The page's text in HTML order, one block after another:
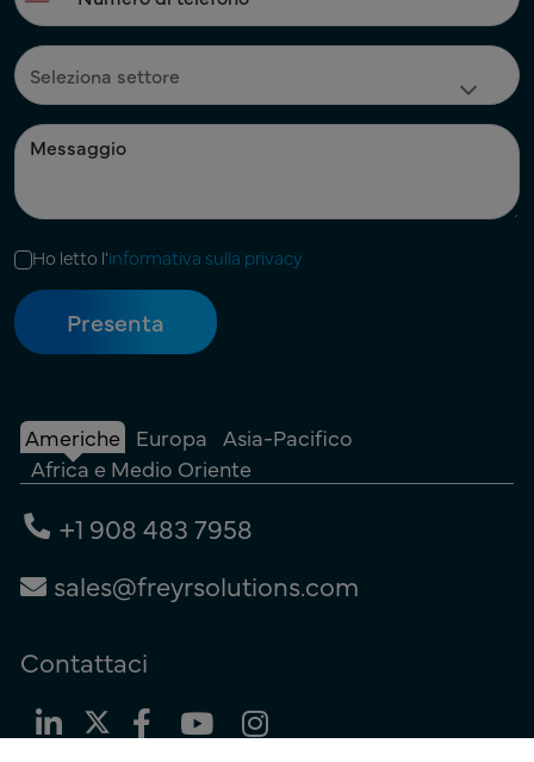
Ho letto l'informativa sulla privacy
Americhe Europa Asia-Pacifico
Africa e Medio Oriente
+1 908 483 7958
sales@freyrsolutions.com
Contattaci